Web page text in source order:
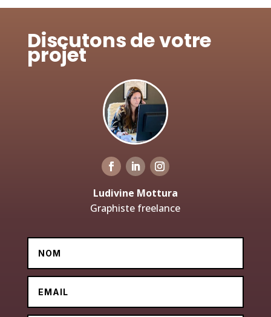
Discutons de votre
projet
Ludivine Mottura
Graphiste freelance